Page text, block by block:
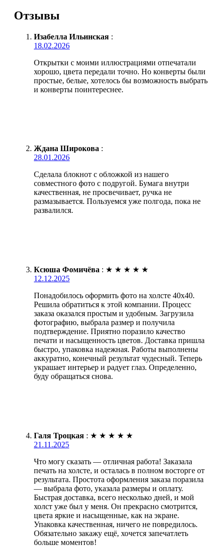
Отзывы
Изабелла Ильинская :
18.02.2026
Открытки с моими иллюстрациями отпечатали
хорошо, цвета передали точно. Но конверты были
простые, белые, хотелось бы возможность выбрать
и конверты поинтереснее.
Ждана Широкова :
28.01.2026
Сделала блокнот с обложкой из нашего
совместного фото с подругой. Бумага внутри
качественная, не просвечивает, ручка не
размазывается. Пользуемся уже полгода, пока не
развалился.
Ксюша Фомичёва : ★ ★ ★ ★ ★
12.12.2025
Понадобилось оформить фото на холсте 40х40.
Решила обратиться к этой компании. Процесс
заказа оказался простым и удобным. Загрузила
фотографию, выбрала размер и получила
подтверждение. Приятно поразило качество
печати и насыщенность цветов. Доставка пришла
быстро, упаковка надежная. Работы выполнены
аккуратно, конечный результат чудесный. Теперь
украшает интерьер и радует глаз. Определенно,
буду обращаться снова.
Галя Троцкая : ★ ★ ★ ★ ★
21.11.2025
Что могу сказать — отличная работа! Заказала
печать на холсте, и осталась в полном восторге от
результата. Простота оформления заказа поразила
— выбрала фото, указала размеры и оплату.
Быстрая доставка, всего несколько дней, и мой
холст уже был у меня. Он прекрасно смотрится,
цвета яркие и насыщенные, как на экране.
Упаковка качественная, ничего не повредилось.
Обязательно закажу ещё, хочется запечатлеть
больше моментов!